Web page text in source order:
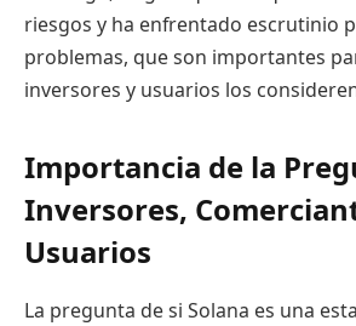
riesgos y ha enfrentado escrutinio
problemas, que son importantes
inversores y usuarios los
Importancia de la
Inversores,
Usuarios
La pregunta de si Solana es una